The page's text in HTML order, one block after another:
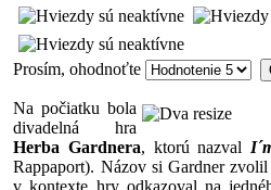
Prosím, ohodnoťte
Na počiatku bola
divadelná hra
Herba Gardnera, ktorú nazval
Rappaport). Názov si Gardner